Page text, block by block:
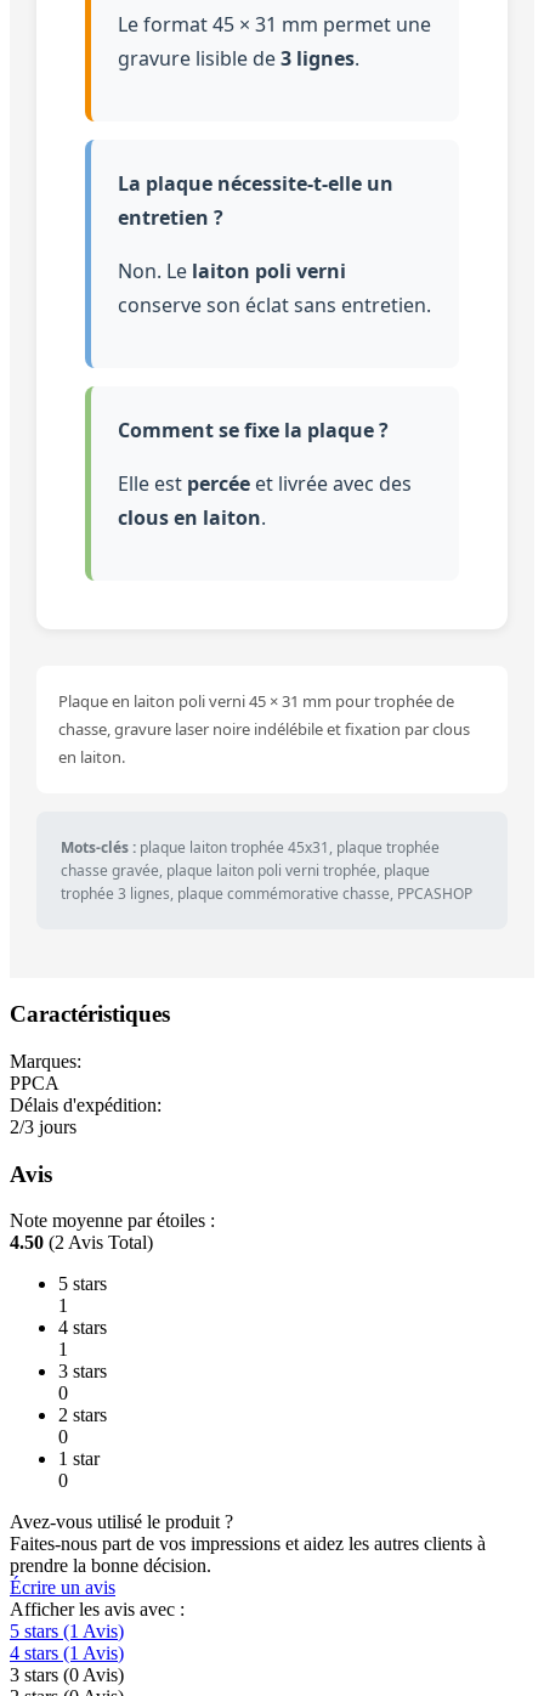
Le format 45 × 31 mm permet une
gravure lisible de3 lignes.
La plaque nécessite-t-elle un
entretien ?
Non. Le laiton poli verni
conserve son éclat sans entretien.
Comment se fixe la plaque ?
Elle est percéeet livrée avec des
clous en laiton.
Plaque en laiton poli verni 45 × 31 mm pour trophée de
chasse, gravure laser noire indélébile et fixation par clous
en laiton.
Mots-clés :plaque laiton trophée 45x31, plaque trophée
chasse gravée, plaque laiton poli verni trophée, plaque
trophée 3 lignes, plaque commémorative chasse, PPCASHOP
Caractéristiques
Marques:
PPCA
Délais d'expédition:
2/3 jours
Avis
Note moyenne par étoiles :
4.50 (2 Avis Total)
5 stars
1
4 stars
1
3 stars
0
2 stars
0
1 star
0
Avez-vous utilisé le produit ?
Faites-nous part de vos impressions et aidez les autres clients à
prendre la bonne décision.
Écrire un avis
Afficher les avis avec :
5 stars (1 Avis)
4 stars (1 Avis)
3 stars (0 Avis)